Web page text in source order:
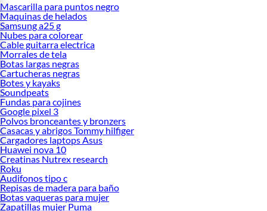
Mascarilla para puntos negro
Maquinas de helados
Samsung a25 g
Nubes para colorear
Cable guitarra electrica
Morrales de tela
Botas largas negras
Cartucheras negras
Botes y kayaks
Soundpeats
Fundas para cojines
Google pixel 3
Polvos bronceantes y bronzers
Casacas y abrigos Tommy hilfiger
Cargadores laptops Asus
Huawei nova 10
Creatinas Nutrex research
Roku
Audifonos tipo c
Repisas de madera para baño
Botas vaqueras para mujer
Zapatillas mujer Puma